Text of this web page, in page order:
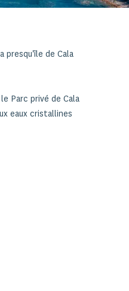
presqu'île de Cala
Parc privé de Cala
eaux cristallines